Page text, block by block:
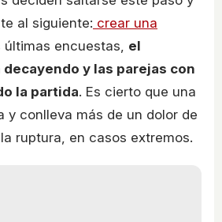
al siguiente: crear una
últimas encuestas, el
y las parejas con
la partida. Es cierto que una
y conlleva más de un dolor de
ruptura, en casos extremos.